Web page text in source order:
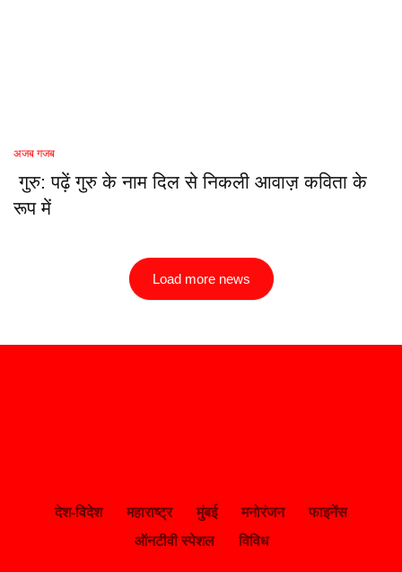
अजब गजब
गुरु: पढ़ें गुरु के नाम दिल से निकली आवाज़ कविता के
रूप में
Load more news
देश-विदेश महाराष्ट्र मुंबई मनोरंजन
फाइनेंस
ऑनटीवी स्पेशल
विविध